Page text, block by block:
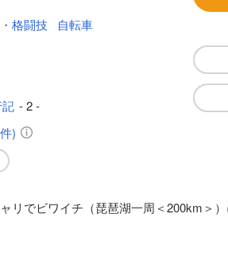
格闘技 自転車
- 2 -
)
でビワイチ（琵琶湖一周＜200km＞